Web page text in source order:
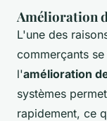
Amélioration
L'une des
commerçants
l'amélioration
systèmes
rapidement, ce